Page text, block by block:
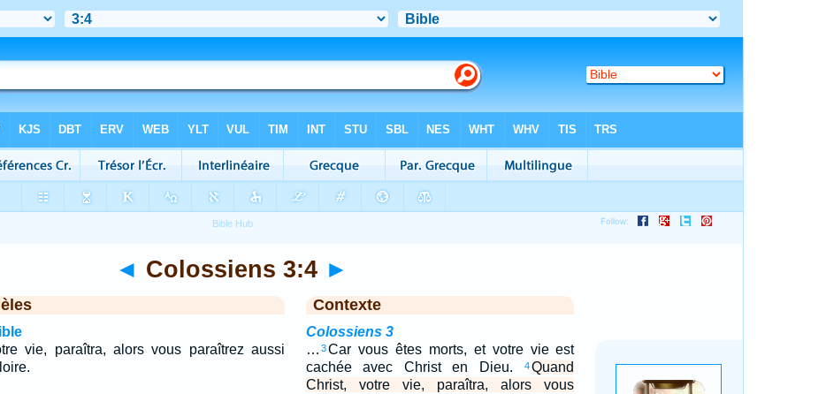
◄ Colossiens 3:4 ►
vie, paraîtra, alors vous paraîtrez aussi
Contexte
Colossiens 3
… 3Car vous êtes morts, et votre vie est
cachée avec Christ en Dieu.
4 Quand
Christ, votre vie, paraîtra, alors vous